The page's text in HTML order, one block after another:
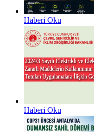
Haberi Oku
Haberi Oku